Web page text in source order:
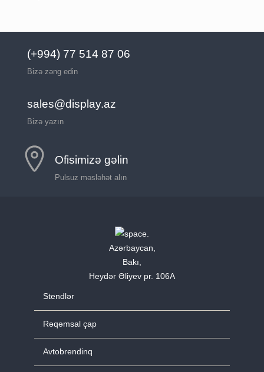
(+994) 77 514 87 06
Bizə zəng edin
sales@display.az
Bizə yazın
Ofisimizə gəlin
Pulsuz məsləhət alın
Azərbaycan,
Bakı,
Heydər Əliyev pr. 106A
Stendlər
Rəqəmsal çap
Avtobrendinq